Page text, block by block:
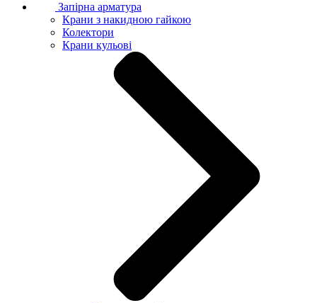
Запірна арматура
Крани з накидною гайкою
Колектори
Крани кульові